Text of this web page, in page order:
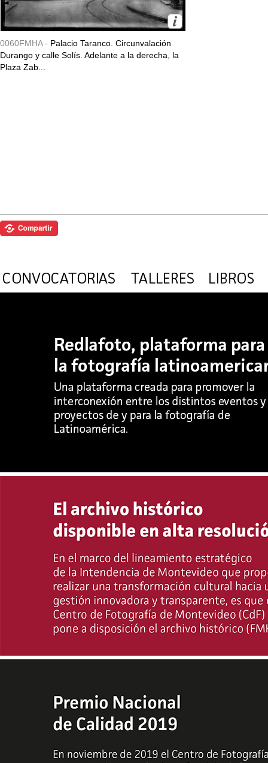
0060FMHA - Palacio Taranco. Circunvalación
Durango y calle Solís. Adelante a la derecha, la
Plaza Zab...